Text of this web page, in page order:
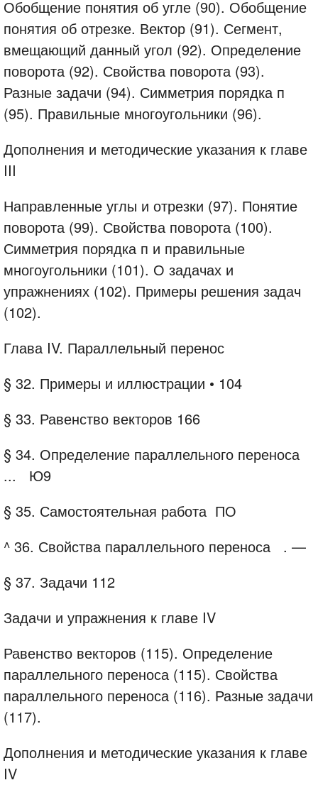
Обобщение понятия об угле (90). Обобщение
понятия об отрезке. Вектор (91). Сегмент,
вмещающий данный угол (92). Определение
поворота (92). Свойства поворота (93).
Разные задачи (94). Симметрия порядка п
(95). Правильные многоугольники (96).
Дополнения и методические указания к главе
III
Направленные углы и отрезки (97). Понятие
поворота (99). Свойства поворота (100).
Симметрия порядка п и правильные
многоугольники (101). О задачах и
упражнениях (102). Примеры решения задач
(102).
Глава IV. Параллельный перенос
§ 32. Примеры и иллюстрации • 104
§ 33. Равенство векторов 166
§ 34. Определение параллельного переноса
...
Ю9
§ 35. Самостоятельная работа ПО
^ 36. Свойства параллельного переноса
. —
§ 37. Задачи 112
Задачи и упражнения к главе IV
Равенство векторов (115). Определение
параллельного переноса (115). Свойства
параллельного переноса (116). Разные задачи
(117).
Дополнения и методические указания к главе
IV